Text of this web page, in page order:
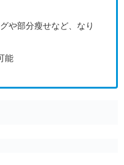
や部分瘦せなど、なり
能